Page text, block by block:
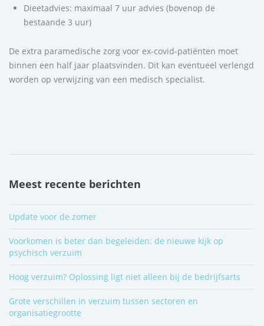
Dieetadvies: maximaal 7 uur advies (bovenop de
bestaande 3 uur)
De extra paramedische zorg voor ex-covid-patiënten moet
binnen een half jaar plaatsvinden. Dit kan eventueel verlengd
worden op verwijzing van een medisch specialist.
Meest recente berichten
Update voor de zomer
Voorkomen is beter dan begeleiden: de nieuwe kijk op
psychisch verzuim
Hoog verzuim? Oplossing ligt niet alleen bij de bedrijfsarts
Grote verschillen in verzuim tussen sectoren en
organisatiegrootte